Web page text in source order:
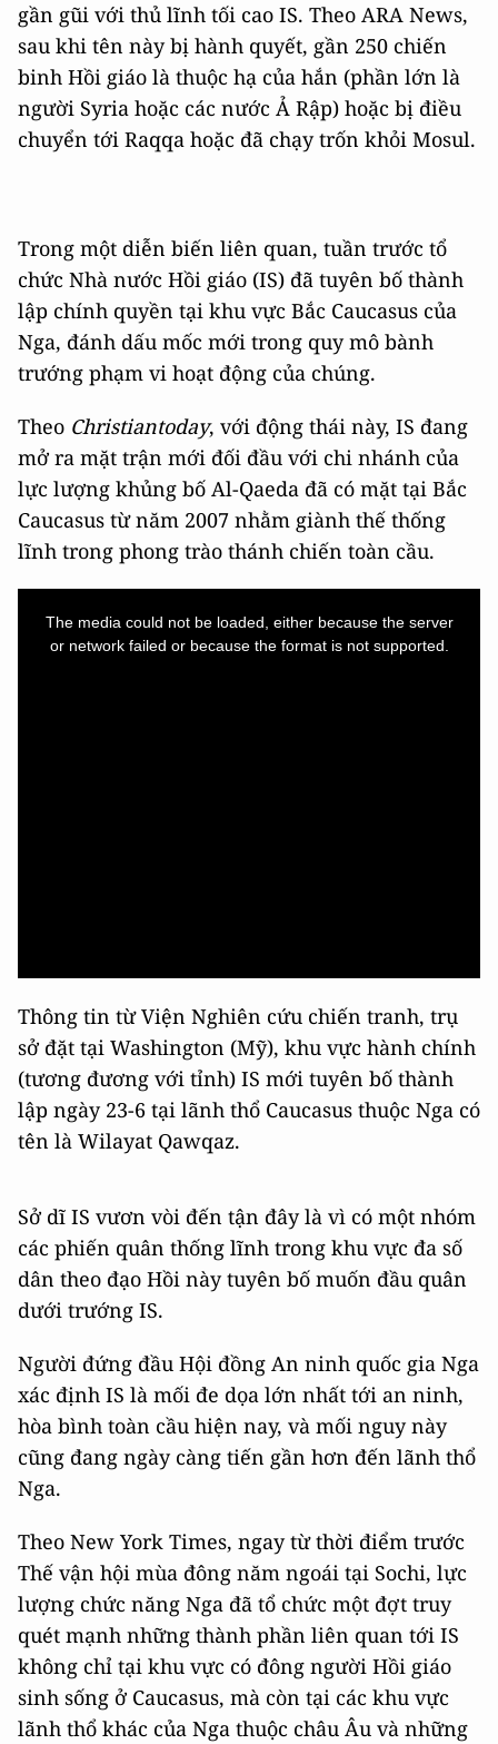
gần gũi với thủ lĩnh tối cao IS. Theo ARA News,
sau khi tên này bị hành quyết, gần 250 chiến
binh Hồi giáo là thuộc hạ của hắn (phần lớn là
người Syria hoặc các nước Ả Rập) hoặc bị điều
chuyển tới Raqqa hoặc đã chạy trốn khỏi Mosul.
Trong một diễn biến liên quan, tuần trước tổ
chức Nhà nước Hồi giáo (IS) đã tuyên bố thành
lập chính quyền tại khu vực Bắc Caucasus của
Nga, đánh dấu mốc mới trong quy mô bành
trướng phạm vi hoạt động của chúng.
Theo Christiantoday, với động thái này, IS đang
mở ra mặt trận mới đối đầu với chi nhánh của
lực lượng khủng bố Al-Qaeda đã có mặt tại Bắc
Caucasus từ năm 2007 nhằm giành thế thống
lĩnh trong phong trào thánh chiến toàn cầu.
The media could not be loaded, either because the server
or network failed or because the format is not supported.
Thông tin từ Viện Nghiên cứu chiến tranh, trụ
sở đặt tại Washington (Mỹ), khu vực hành chính
(tương đương với tỉnh) IS mới tuyên bố thành
lập ngày 23-6 tại lãnh thổ Caucasus thuộc Nga có
tên là Wilayat Qawqaz.
Sở dĩ IS vươn vòi đến tận đây là vì có một nhóm
các phiến quân thống lĩnh trong khu vực đa số
dân theo đạo Hồi này tuyên bố muốn đầu quân
dưới trướng IS.
Người đứng đầu Hội đồng An ninh quốc gia Nga
xác định IS là mối đe dọa lớn nhất tới an ninh,
hòa bình toàn cầu hiện nay, và mối nguy này
cũng đang ngày càng tiến gần hơn đến lãnh thổ
Nga.
Theo New York Times, ngay từ thời điểm trước
Thế vận hội mùa đông năm ngoái tại Sochi, lực
lượng chức năng Nga đã tổ chức một đợt truy
quét mạnh những thành phần liên quan tới IS
không chỉ tại khu vực có đông người Hồi giáo
sinh sống ở Caucasus, mà còn tại các khu vực
lãnh thổ khác của Nga thuộc châu Âu và những